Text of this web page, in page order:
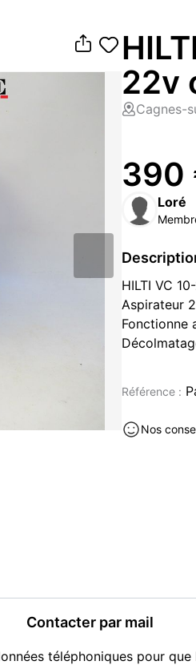
22v
Cagnes-
390
Loré
HILTI VC
Aspirateur
Fonctionne
Envoi + 30
Voir mes
Bricolage
Référence :
Nos
Contacter par mail
téléphoniques pour